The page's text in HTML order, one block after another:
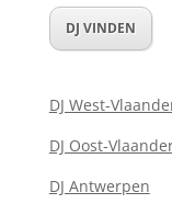
DJ VINDEN
DJ West-
DJ Oost-
DJ Antwerpen